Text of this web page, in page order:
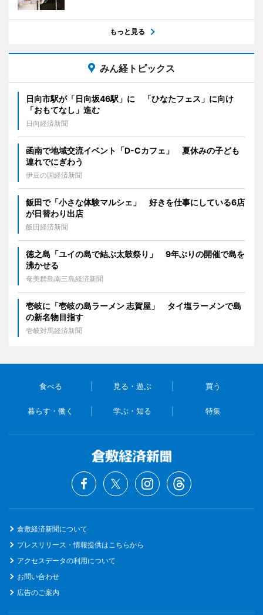
もっと見る
みん経トピックス
日向市駅が「日向坂46駅」に 「ひなたフェス」に向け
「おもてなし」進む
日向経済新聞
函南で地域交流イベント「D-Cカフェ」 夏休みの子ども
連れでにぎわう
伊豆の国経済新聞
飯田で「小さな体験マルシェ」 好きを仕事にしている6店
が日替わり出店
飯田経済新聞
徳之島「ユイの島で結ぶ太鼓祭り」 9年ぶりの開催で島を
沸かせる
奄美群島南三島経済新聞
壱岐に「壱岐の島ラーメン 志賀屋」 タイ塩ラーメンで島
の新名物目指す
壱岐対馬経済新聞
食べる 見る・遊ぶ 買う
暮らす・働く 学ぶ・知る 特集
倉敷経済新聞について
プレスリリース・情報提供はこちらから
アクセスデータの利用について
お問い合わせ
広告のご案内